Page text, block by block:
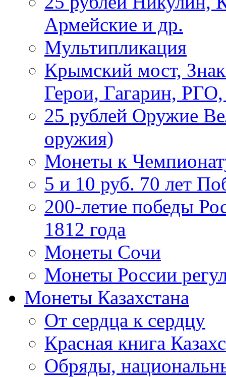
Армейские и др.
Мультипликация
Крымский мост,
Герои, Гагарин,
25 рублей Оружие
оружия)
Монеты к
5 и 10 руб. 70 лет
200-летие победы
1812 года
Монеты Сочи
Монеты России
Монеты Казахстана
От сердца к сердцу
Красная книга
Обряды,